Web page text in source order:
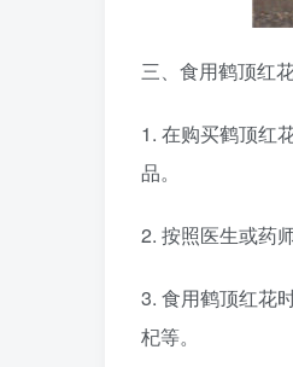
三、食用鹤顶红
1. 在购买鹤顶红
品。
2. 按照医生或药
3. 食用鹤顶红花
杞等。